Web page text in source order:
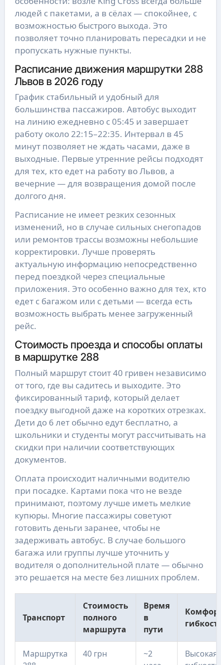
людей с пакетами, а в сёлах — спокойнее, с
возможностью быстрого выхода. Это
позволяет точно планировать пересадки и не
пропускать нужные пункты.
Расписание движения маршрутки 288
Львов в 2026 году
График стабильный и удобный для
большинства пассажиров. Автобус выходит
на линию ежедневно с 05:45 и завершает
работу около 22:15–22:35. Интервал в 45
минут позволяет не ждать часами, даже в
выходные. Первые утренние рейсы подходят
для тех, кто едет на работу во Львов, а
вечерние — для возвращения домой после
долгого дня.
Расписание не имеет резких сезонных
изменений, но в случае сильных снегопадов
или ремонтов трассы возможны небольшие
корректировки. Лучше проверять
актуальную информацию непосредственно
перед поездкой через специальные
приложения. Это особенно важно для тех, кто
едет с багажом или с детьми — всегда есть
возможность выбрать менее загруженный
рейс.
Стоимость проезда и способы оплаты
в маршрутке 288
Полный маршрут стоит 40 гривен независимо
от того, где вы садитесь и выходите. Это
фиксированный тариф, который делает
поездку выгодной даже на коротких отрезках.
Дети до 6 лет обычно едут бесплатно, а
школьники и студенты могут рассчитывать на
скидки при наличии соответствующих
документов.
Оплата происходит наличными водителю
при посадке. Картами пока что не везде
принимают, поэтому лучше иметь мелкие
купюры. Многие пассажиры советуют
готовить деньги заранее, чтобы не
задерживать автобус. В случае большого
багажа или группы лучше уточнить у
водителя о дополнительной плате — обычно
это решается на месте без лишних проблем.
Транспорт
Стоимость
полного
маршрута
Время
в
пути
Маршрутка
40 грн
~2
Высокая